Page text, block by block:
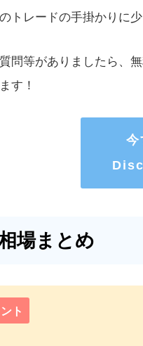
トレードの手掛かりに
問等がありましたら、無
す！
今
場まとめ
ト